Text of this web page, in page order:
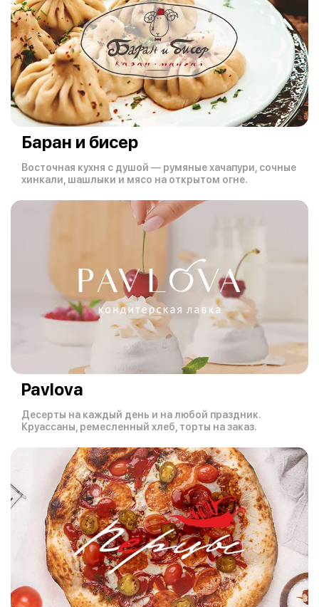
Баран и бисер
Восточная кухня с душой — румяные хачапури, сочные
хинкали, шашлыки и мясо на открытом огне.
Pavlova
Десерты на каждый день и на любой праздник.
Круассаны, ремесленный хлеб, торты на заказ.